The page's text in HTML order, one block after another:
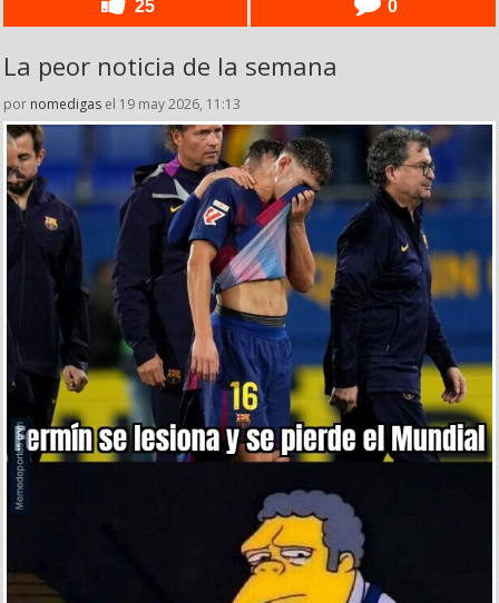
25 0
La peor noticia de la semana
por nomedigas el 19 may 2026, 11:13